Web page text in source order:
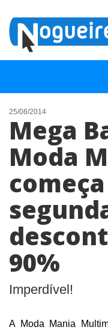
NOTÍCIAS
LISTA DIGITAL
CONTATO
ANUNCIE
25/06/2014
Mega
Moda
90%
Imperdível!
A Moda Mania